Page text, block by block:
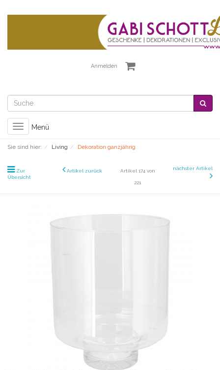
Anmelden
Toggle
navigation
Menü
Sie sind hier: Living Dekoration ganzjährig
Zur
Übersicht
Artikel zurück Artikel 174 von
221
nächster Artikel